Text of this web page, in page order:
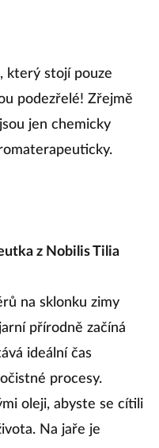
který stojí pouze
podezřelé! Zřejmě
jen chemicky
z Nobilis Tilia
na sklonku zimy
přírodně začíná
ideální čas
procesy.
oleji, abyste se cítili
Na jaře je